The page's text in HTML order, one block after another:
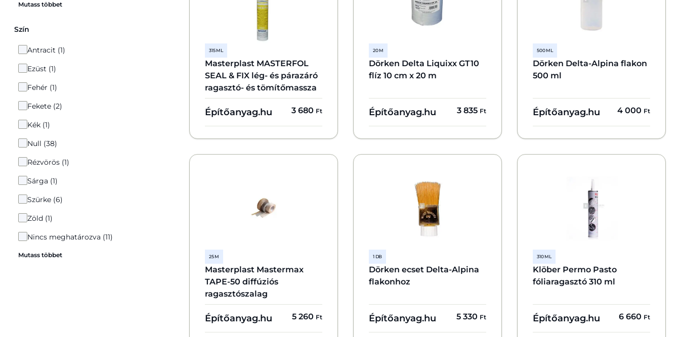
Mutass többet
Szín
Antracit (1)
Ezüst (1)
Fehér (1)
Fekete (2)
Kék (1)
Null (38)
Rézvörös (1)
Sárga (1)
Szürke (6)
Zöld (1)
Nincs meghatározva (11)
Mutass többet
315 ML
Masterplast MASTERFOL
SEAL & FIX lég- és párazáró
ragasztó- és tömítőmassza
Építőanyag.hu 3 680 Ft
20 M
Dörken Delta Liquixx GT10
flíz 10 cm x 20 m
Építőanyag.hu 3 835 Ft
500 ML
Dörken Delta-Alpina flakon
500 ml
Építőanyag.hu 4 000 Ft
25 M
Masterplast Mastermax
TAPE-50 diffúziós
ragasztószalag
Építőanyag.hu 5 260 Ft
1 DB
Dörken ecset Delta-Alpina
flakonhoz
Építőanyag.hu 5 330 Ft
310 ML
Klöber Permo Pasto
fóliaragasztó 310 ml
Építőanyag.hu 6 660 Ft